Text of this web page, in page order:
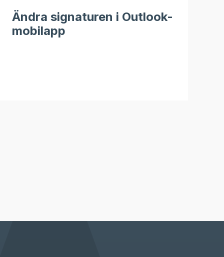
Ändra signaturen i Outlook-
mobilapp